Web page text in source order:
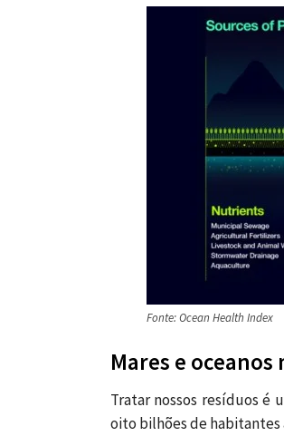
Fonte: Ocean Health Index
Mares e
Tratar nossos resíduos é
oito bilhões de habitantes